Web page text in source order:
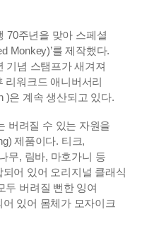
70주년을 맞아 스페셜
Monkey)’를 제작했다.
기념 스탬프가 새겨져
리워크드 애니버서리
)은 계속 생산되고 있다.
버려질 수 있는 자원을
제품이다. 티크,
무, 림바, 마호가니 등
어 있어 오리지널 클래식
두 버려질 뻔한 잉여
있어 몸체가 모자이크